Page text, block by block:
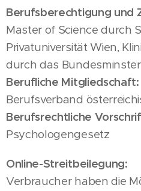
Berufsberechtigung und
Master of Science durch
Privatuniversität Wien,
durch das
Berufliche Mitgliedschaft:
Berufsverband
Berufsrechtliche
Psychologengesetz
Online-Streitbeilegung:
Verbraucher haben die